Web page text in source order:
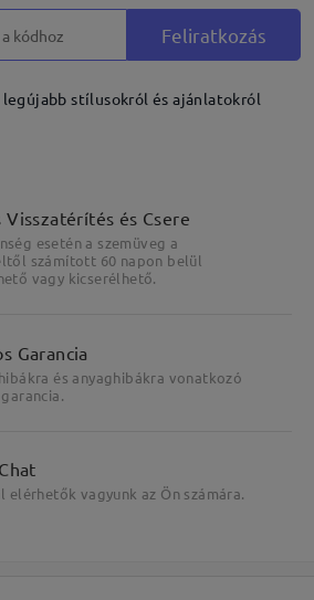
kiemelése
Feliratkozás
legújabb stílusokról és ajánlatokról
Visszatérítés és Csere
esetén a szemüveg a
számított 60 napon belül
vagy kicserélhető.
Garancia
és anyaghibákra vonatkozó
elérhetők vagyunk az Ön számára.